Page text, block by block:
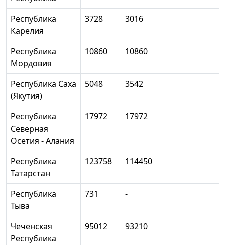
Республика
Карелия
3728 3016
Республика
Мордовия
10860 10860
Республика Саха
(Якутия)
5048 3542
Республика
Северная
Осетия - Алания
17972 17972
Республика
Татарстан
123758 114450
Республика
Тыва
731 -
Чеченская
Республика
95012 93210